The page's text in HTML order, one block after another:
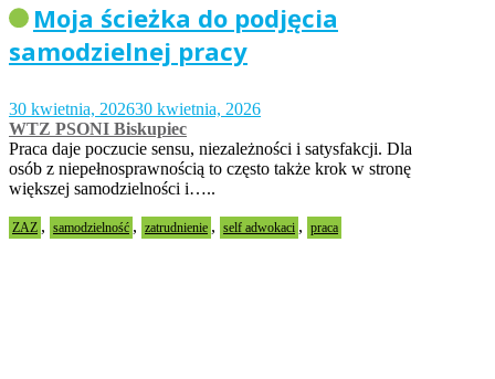
Moja ścieżka do podjęcia
samodzielnej pracy
30 kwietnia, 202630 kwietnia, 2026
WTZ PSONI Biskupiec
Praca daje poczucie sensu, niezależności i satysfakcji. Dla
osób z niepełnosprawnością to często także krok w stronę
większej samodzielności i…..
ZAZ , samodzielność , zatrudnienie , self adwokaci , praca